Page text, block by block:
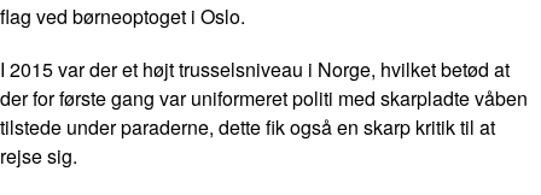
flag ved børneoptoget i Oslo.
I 2015 var der et højt trusselsniveau i Norge, hvilket betød at
der for første gang var uniformeret politi med skarpladte våben
tilstede under paraderne, dette fik også en skarp kritik til at
rejse sig.